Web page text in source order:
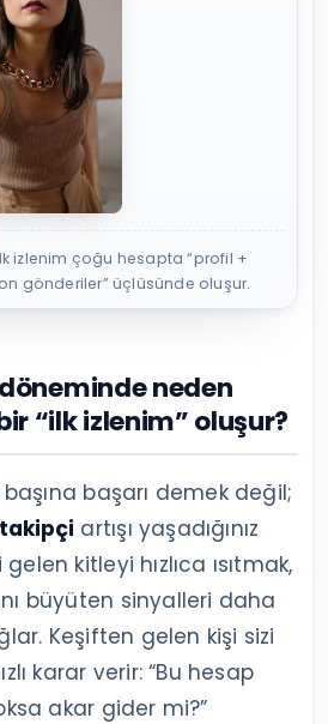
izlenim çoğu hesapta “profil +
gönderiler” üçlüsünde oluşur.
neden
“ilk izlenim” oluşur?
başına başarı demek değil;
artışı yaşadığınız
kitleyi hızlıca ısıtmak,
büyüten sinyalleri daha
Keşiften gelen kişi sizi
karar verir: “Bu hesap
akar gider mi?”